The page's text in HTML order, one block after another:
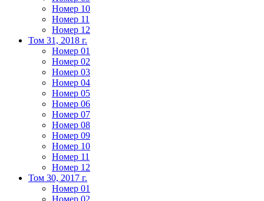
Номер 10
Номер 11
Номер 12
Том 31, 2018 г.
Номер 01
Номер 02
Номер 03
Номер 04
Номер 05
Номер 06
Номер 07
Номер 08
Номер 09
Номер 10
Номер 11
Номер 12
Том 30, 2017 г.
Номер 01
Номер 02